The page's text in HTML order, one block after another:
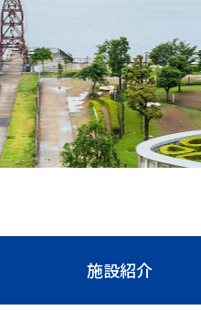
施設紹介